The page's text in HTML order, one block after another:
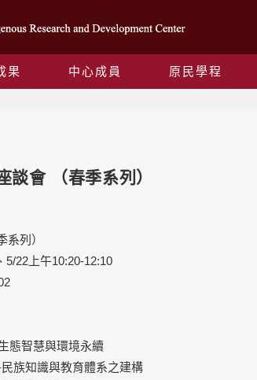
果 中心成員
原民學程
會 （春季系列）
列）
5/22上午10:20-12:10
態智慧與環境永續
族知識與教育體系之建構